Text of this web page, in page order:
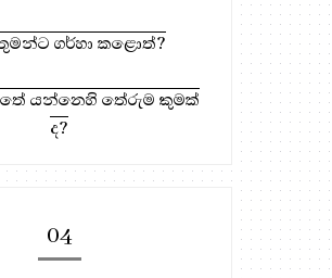
ගර්හා කළොත්?
යන්නෙහි තේරුම කුමක්
ද?
04